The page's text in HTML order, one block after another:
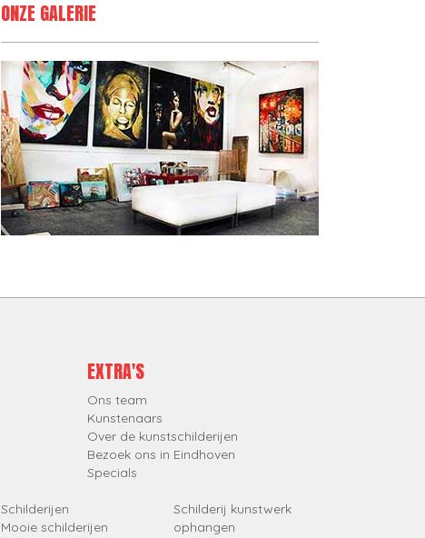
ONZE GALERIE
EXTRA'S
Ons team
Kunstenaars
Over de kunstschilderijen
Bezoek ons in Eindhoven
Specials
Schilderijen
Mooie schilderijen
Schilderij kunstwerk
ophangen